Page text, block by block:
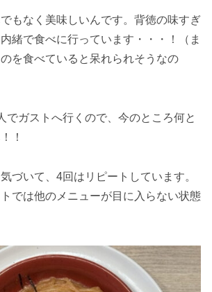
もなく美味しいんです。背徳の味すぎ
緒で食べに行っています・・・！（ま
を食べていると呆れられそうなの
でガストへ行くので、今のところ何と
！
づいて、4回はリピートしています。
では他のメニューが目に入らない状態